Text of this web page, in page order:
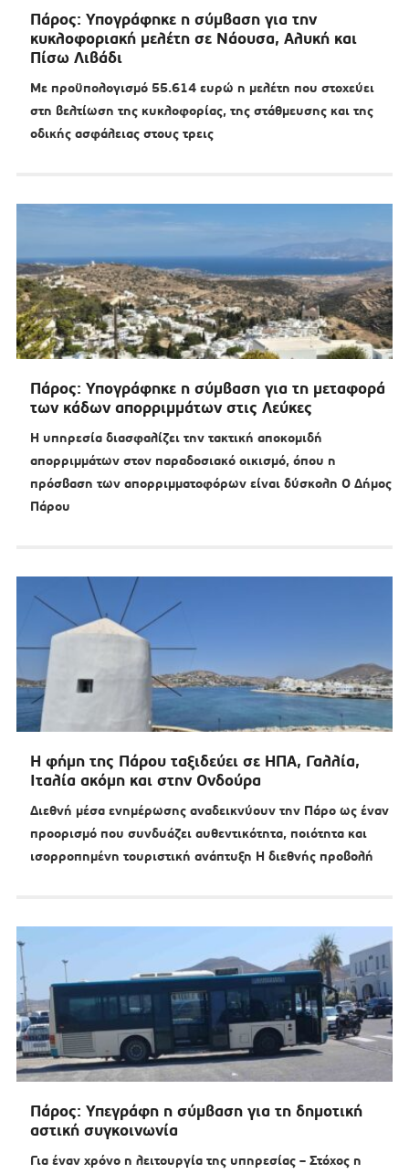
Πάρος: Υπογράφηκε η σύμβαση για την
κυκλοφοριακή μελέτη σε Νάουσα, Αλυκή και
Πίσω Λιβάδι
Με προϋπολογισμό 55.614 ευρώ η μελέτη που στοχεύει
στη βελτίωση της κυκλοφορίας, της στάθμευσης και της
οδικής ασφάλειας στους τρεις
Πάρος: Υπογράφηκε η σύμβαση για τη μεταφορά
των κάδων απορριμμάτων στις Λεύκες
Η υπηρεσία διασφαλίζει την τακτική αποκομιδή
απορριμμάτων στον παραδοσιακό οικισμό, όπου η
πρόσβαση των απορριμματοφόρων είναι δύσκολη Ο Δήμος
Πάρου
Η φήμη της Πάρου ταξιδεύει σε ΗΠΑ, Γαλλία,
Ιταλία ακόμη και στην Ονδούρα
Διεθνή μέσα ενημέρωσης αναδεικνύουν την Πάρο ως έναν
προορισμό που συνδυάζει αυθεντικότητα, ποιότητα και
ισορροπημένη τουριστική ανάπτυξη Η διεθνής προβολή
Πάρος: Υπεγράφη η σύμβαση για τη δημοτική
αστική συγκοινωνία
Για έναν χρόνο η λειτουργία της υπηρεσίας – Στόχος η